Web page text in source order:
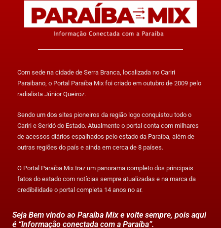
Com sede na cidade de Serra Branca, localizada no Cariri
Paraibano, o Portal Paraíba Mix foi criado em outubro de 2009 pelo
radialista Júnior Queiroz.
Sendo um dos sites pioneiros da região logo conquistou todo o
Cariri e Seridó do Estado. Atualmente o portal conta com milhares
de acessos diários espalhados pelo estado da Paraíba, além de
outras regiões do país e ainda em cerca de 8 países.
O Portal Paraíba Mix traz um panorama completo dos principais
fatos do estado com notícias sempre atualizadas e na marca da
credibilidade o portal completa 14 anos no ar.
Seja Bem vindo ao Paraíba Mix e volte sempre, pois aqui
é “Informação conectada com a Paraíba”.